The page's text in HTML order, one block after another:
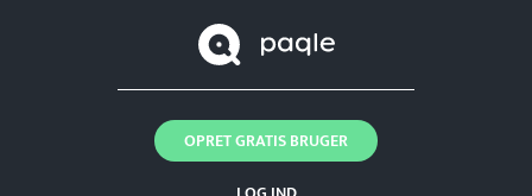
OPRET GRATIS BRUGER